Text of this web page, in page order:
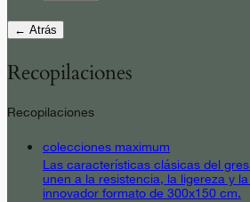
← Atrás
Recopilaciones
Recopilaciones
colecciones maximum
Las características clásicas del
unen a la resistencia, la ligereza y
innovador formato de 300x150 cm.